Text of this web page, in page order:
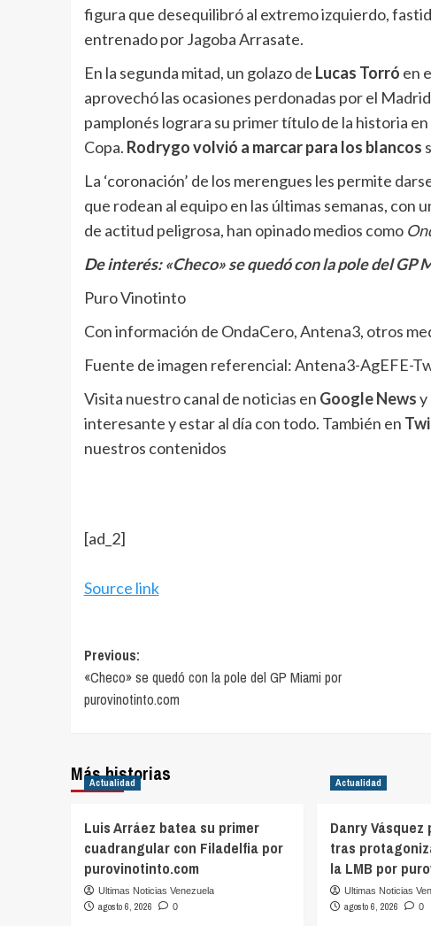
figura que desequilibró al extremo izquierdo,
entrenado por Jagoba Arrasate.
En la segunda mitad, un golazo de Lucas Torró en
aprovechó las ocasiones perdonadas por el
pamplonés lograra su primer título de la historia
Copa. Rodrygo volvió a marcar para los blancos
La ‘coronación’ de los merengues les permite
que rodean al equipo en las últimas semanas,
de actitud peligrosa, han opinado medios como
De interés:«Checo» se quedó con la pole del GP
Puro Vinotinto
Con información de OndaCero, Antena3, otros
Fuente de imagen referencial: Antena3-AgEFE-
Visita nuestro canal de noticias en Google Newsy
interesante y estar al día con todo. También en
nuestros contenidos
[ad_2]
Source link
Post
navigation
Previous:
«Checo» se quedó con la pole del GP Miami por
purovinotinto.com
Más historias
Actualidad
Luis Arráez batea su primer
cuadrangular con Filadelfia por
purovinotinto.com
Ultimas Noticias Venezuela
agosto 6, 2026 0
Actualidad
Danry
tras
la LMB por
Ultimas Noticias
agosto 6, 2026 0